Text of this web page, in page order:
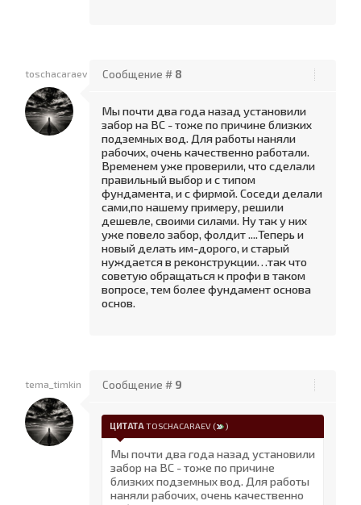
toschacaraev Сообщение # 8
Мы почти два года назад установили
забор на ВС - тоже по причине близких
подземных вод. Для работы наняли
рабочих, очень качественно работали.
Временем уже проверили, что сделали
правильный выбор и с типом
фундамента, и с фирмой. Соседи делали
сами,по нашему примеру, решили
дешевле, своими силами. Ну так у них
уже повело забор, фолдит ....Теперь и
новый делать им-дорого, и старый
нуждается в реконструкции…так что
советую обращаться к профи в таком
вопросе, тем более фундамент основа
основ.
tema_timkin Сообщение # 9
ЦИТАТАTOSCHACARAEV ( )
Мы почти два года назад установили
забор на ВС - тоже по причине
близких подземных вод. Для работы
наняли рабочих, очень качественно